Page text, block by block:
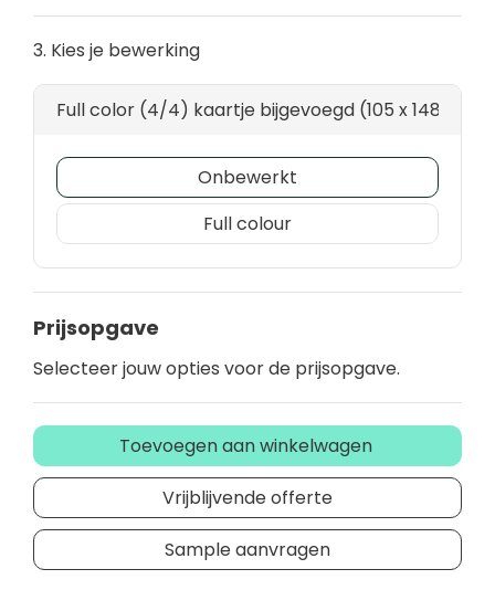
3. Kies je bewerking
Full color (4/4) kaartje bijgevoegd (105 x 148)
Onbewerkt
Full colour
Prijsopgave
Selecteer jouw opties voor de prijsopgave.
Toevoegen aan winkelwagen
Vrijblijvende offerte
Sample aanvragen